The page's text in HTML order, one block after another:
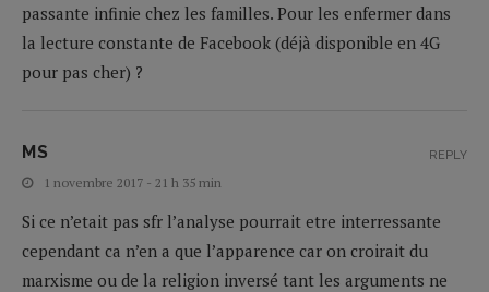
passante infinie chez les familles. Pour les enfermer dans
la lecture constante de Facebook (déjà disponible en 4G
pour pas cher) ?
MS
1 novembre 2017 - 21 h 35 min
Si ce n’etait pas sfr l’analyse pourrait etre interressante
cependant ca n’en a que l’apparence car on croirait du
marxisme ou de la religion inversé tant les arguments ne
REPLY